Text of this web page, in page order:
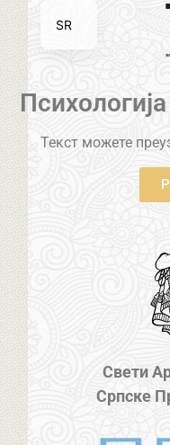
Текст можете
Свети
Српске
SR
EN